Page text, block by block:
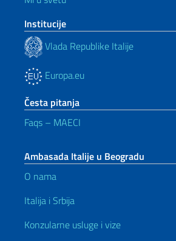
Institucije
Vlada Republike Italije
Europa.eu
Česta pitanja
Faqs – MAECI
Ambasada Italije u Beogradu
O nama
Italija i Srbija
Konzularne usluge i vize